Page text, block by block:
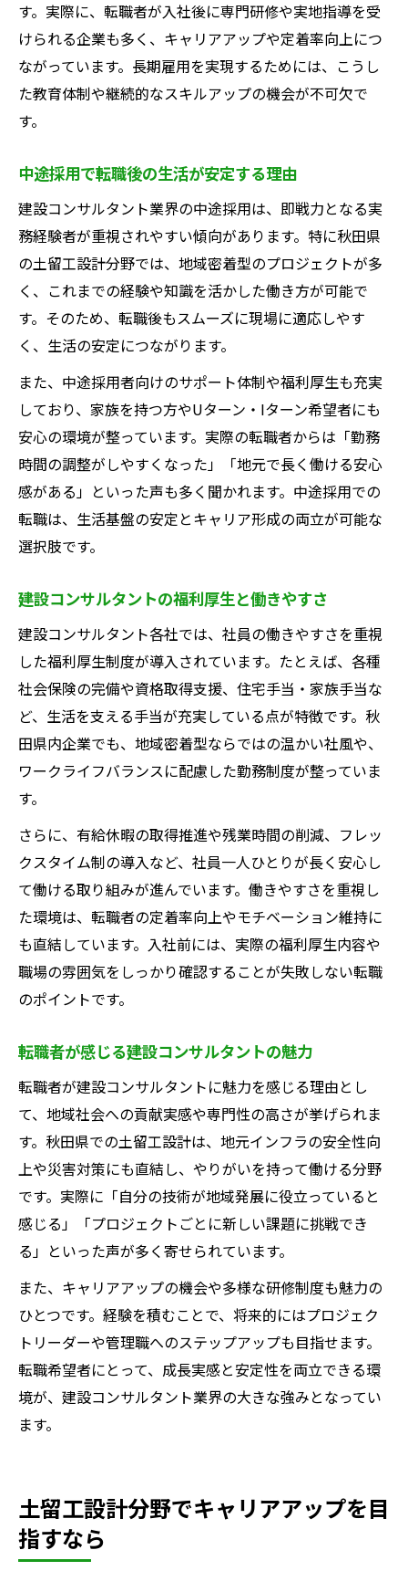
す。実際に、転職者が入社後に専門研修や実地指導を受
けられる企業も多く、キャリアアップや定着率向上につ
ながっています。長期雇用を実現するためには、こうし
た教育体制や継続的なスキルアップの機会が不可欠で
す。
中途採用で転職後の生活が安定する理由
建設コンサルタント業界の中途採用は、即戦力となる実
務経験者が重視されやすい傾向があります。特に秋田県
の土留工設計分野では、地域密着型のプロジェクトが多
く、これまでの経験や知識を活かした働き方が可能で
す。そのため、転職後もスムーズに現場に適応しやす
く、生活の安定につながります。
また、中途採用者向けのサポート体制や福利厚生も充実
しており、家族を持つ方やUターン・Iターン希望者にも
安心の環境が整っています。実際の転職者からは「勤務
時間の調整がしやすくなった」「地元で長く働ける安心
感がある」といった声も多く聞かれます。中途採用での
転職は、生活基盤の安定とキャリア形成の両立が可能な
選択肢です。
建設コンサルタントの福利厚生と働きやすさ
建設コンサルタント各社では、社員の働きやすさを重視
した福利厚生制度が導入されています。たとえば、各種
社会保険の完備や資格取得支援、住宅手当・家族手当な
ど、生活を支える手当が充実している点が特徴です。秋
田県内企業でも、地域密着型ならではの温かい社風や、
ワークライフバランスに配慮した勤務制度が整っていま
す。
さらに、有給休暇の取得推進や残業時間の削減、フレッ
クスタイム制の導入など、社員一人ひとりが長く安心し
て働ける取り組みが進んでいます。働きやすさを重視し
た環境は、転職者の定着率向上やモチベーション維持に
も直結しています。入社前には、実際の福利厚生内容や
職場の雰囲気をしっかり確認することが失敗しない転職
のポイントです。
転職者が感じる建設コンサルタントの魅力
転職者が建設コンサルタントに魅力を感じる理由とし
て、地域社会への貢献実感や専門性の高さが挙げられま
す。秋田県での土留工設計は、地元インフラの安全性向
上や災害対策にも直結し、やりがいを持って働ける分野
です。実際に「自分の技術が地域発展に役立っていると
感じる」「プロジェクトごとに新しい課題に挑戦でき
る」といった声が多く寄せられています。
また、キャリアアップの機会や多様な研修制度も魅力の
ひとつです。経験を積むことで、将来的にはプロジェク
トリーダーや管理職へのステップアップも目指せます。
転職希望者にとって、成長実感と安定性を両立できる環
境が、建設コンサルタント業界の大きな強みとなってい
ます。
土留工設計分野でキャリアアップを目
指すなら